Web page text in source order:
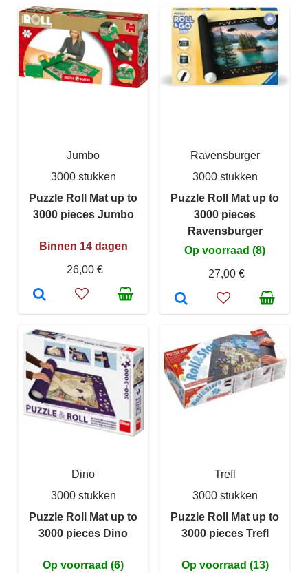
Jumbo
3000 stukken
Puzzle Roll Mat up to
3000 pieces Jumbo
Binnen 14 dagen
26,00 €
Ravensburger
3000 stukken
Puzzle Roll Mat up to
3000 pieces
Ravensburger
Op voorraad (8)
27,00 €
Dino
3000 stukken
Puzzle Roll Mat up to
3000 pieces Dino
Op voorraad (6)
Trefl
3000 stukken
Puzzle Roll Mat up to
3000 pieces Trefl
Op voorraad (13)